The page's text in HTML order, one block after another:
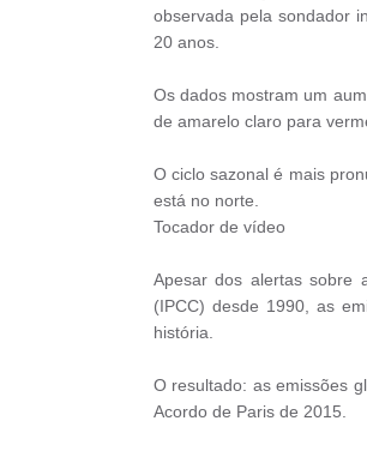
observada pela sondador
20 anos.
Os dados mostram um
de amarelo claro para
O ciclo sazonal é mais
está no norte.
Tocador de vídeo
Apesar dos alertas sobre
(IPCC) desde 1990, as
história.
O resultado: as emissões
Acordo de Paris de 2015.